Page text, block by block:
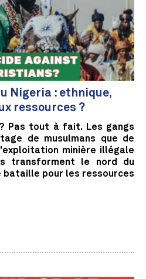
Nigeria : ethnique,
ressources ?
Pas tout à fait. Les gangs
de musulmans que de
minière illégale
transforment le nord du
bataille pour les ressources